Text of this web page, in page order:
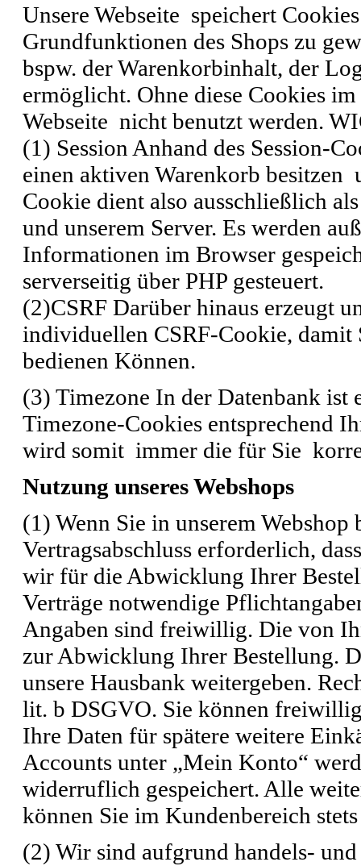
Unsere Webseite speichert
Grundfunktionen des Shops zu
bspw. der Warenkorbinhalt, der
ermöglicht. Ohne diese Cookies
Webseite nicht benutzt werden.
(1) Session Anhand des Session-
einen aktiven Warenkorb besitzen
Cookie dient also ausschließlich
und unserem Server. Es werden
Informationen im Browser
serverseitig über PHP gesteuert.
(2)CSRF Darüber hinaus erzeugt
individuellen CSRF-Cookie, damit
bedienen Können.
(3) Timezone In der Datenbank ist
Timezone-Cookies entsprechend
wird somit immer die für Sie
Nutzung unseres Webshops
(1) Wenn Sie in unserem
Vertragsabschluss erforderlich,
wir für die Abwicklung Ihrer
Verträge notwendige
Angaben sind freiwillig. Die von
zur Abwicklung Ihrer Bestellung.
unsere Hausbank weitergeben.
lit. b DSGVO. Sie können
Ihre Daten für spätere weitere
Accounts unter „Mein Konto“
widerruflich gespeichert. Alle
können Sie im Kundenbereich
(2) Wir sind aufgrund handels-